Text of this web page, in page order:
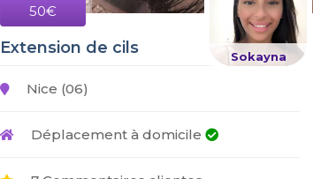
50€
Sokayna
Extension de cils
Nice (06)
Déplacement à domicile